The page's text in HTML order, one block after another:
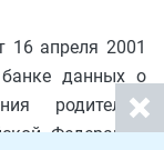
16 апреля 2001
данных о
родителей"
Федерации,